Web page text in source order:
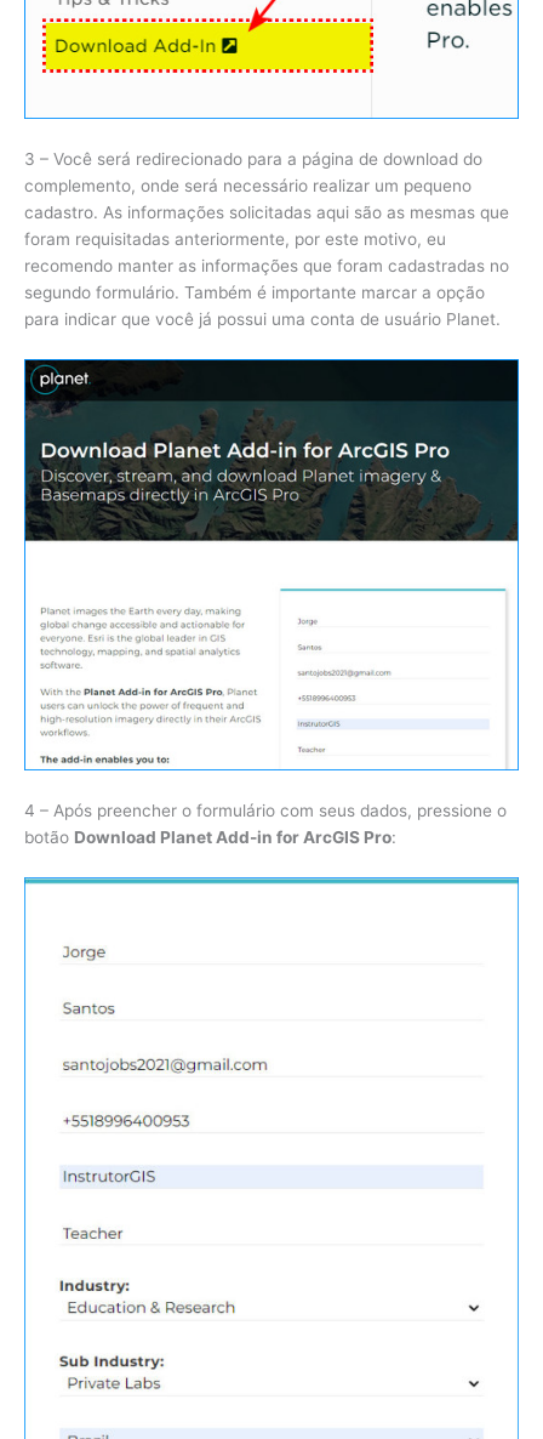
3 – Você será redirecionado para a página de download do
complemento, onde será necessário realizar um pequeno
cadastro. As informações solicitadas aqui são as mesmas que
foram requisitadas anteriormente, por este motivo, eu
recomendo manter as informações que foram cadastradas no
segundo formulário. Também é importante marcar a opção
para indicar que você já possui uma conta de usuário Planet.
4 – Após preencher o formulário com seus dados, pressione o
botão Download Planet Add-in for ArcGIS Pro: